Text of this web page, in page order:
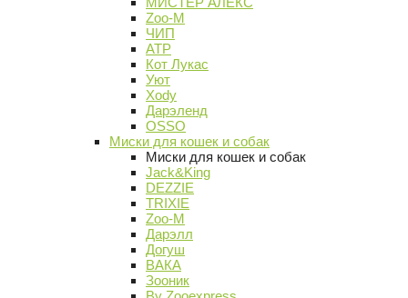
Zoo-M
ЧИП
АТР
Кот Лукас
Уют
Xody
Дарэленд
OSSO
Миски для кошек и собак
Миски для кошек и собак
Jack&King
DEZZIE
TRIXIE
Zoo-M
Дарэлл
Догуш
ВАКА
Зооник